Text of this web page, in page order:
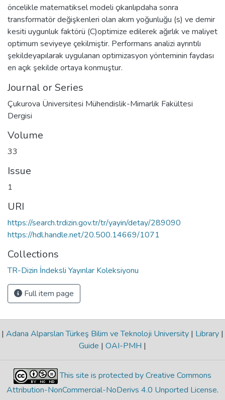
öncelikle matematiksel modeli çıkarılıpdaha sonra
transformatör değişkenleri olan akım yoğunluğu (s) ve demir
kesiti uygunluk faktörü (C)optimize edilerek ağırlık ve maliyet
optimum seviyeye çekilmiştir. Performans analizi ayrıntılı
şekildeyapılarak uygulanan optimizasyon yönteminin faydası
en açık şekilde ortaya konmuştur.
Journal or Series
Çukurova Üniversitesi Mühendislik-Mimarlik Fakültesi
Dergisi
Volume
33
Issue
1
URI
https://search.trdizin.gov.tr/tr/yayin/detay/289090
https://hdl.handle.net/20.500.14669/1071
Collections
TR-Dizin İndeksli Yayınlar Koleksiyonu
Full item page
| Adana Alparslan Türkeş Bilim ve Teknoloji University | Library |
Guide | OAI-PMH |
This site is protected by Creative Commons
Attribution-NonCommercial-NoDerivs 4.0 Unported License.